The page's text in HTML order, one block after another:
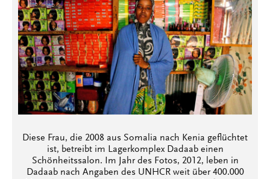
Diese Frau, die 2008 aus Somalia nach Kenia geflüchtet
ist, betreibt im Lagerkomplex Dadaab einen
Schönheitssalon. Im Jahr des Fotos, 2012, leben in
Dadaab nach Angaben des UNHCR weit über 400.000